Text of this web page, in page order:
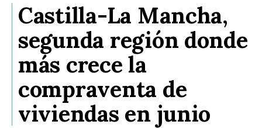
Castilla-La Mancha,
segunda región donde
más crece la
compraventa de
viviendas en junio